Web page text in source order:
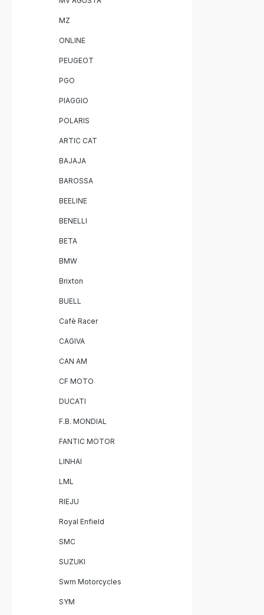
MZ
ONLINE
PEUGEOT
PGO
PIAGGIO
POLARIS
ARTIC CAT
BAJAJA
BAROSSA
BEELINE
BENELLI
BETA
BMW
Brixton
BUELL
Cafè Racer
CAGIVA
CAN AM
CF MOTO
DUCATI
F.B. MONDIAL
FANTIC MOTOR
LINHAI
LML
RIEJU
Royal Enfield
SMC
SUZUKI
Swm Motorcycles
SYM